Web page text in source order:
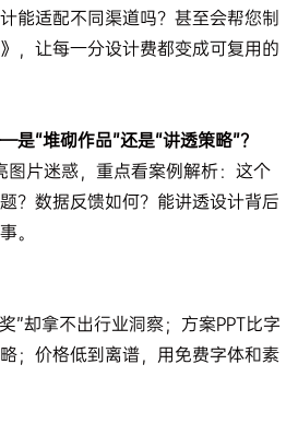
能适配不同渠道吗？甚至会帮您制
，让每一分设计费都变成可复用的
“堆砌作品”还是“讲透策略”？
迷惑，重点看案例解析：这个
？数据反馈如何？能讲透设计背后
。
拿不出行业洞察；方案PPT比字
；价格低到离谱，用免费字体和素